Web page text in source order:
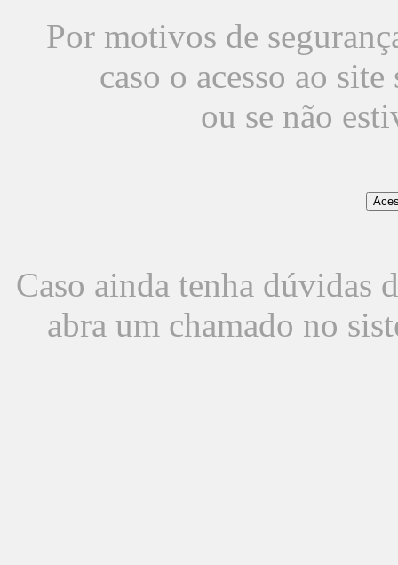
Por motivos de
caso o acesso ao
ou se não
Caso ainda tenha dúvidas
abra um chamado no